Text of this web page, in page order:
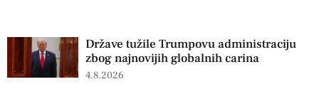
Države tužile Trumpovu administraciju
zbog najnovijih globalnih carina
4.8.2026